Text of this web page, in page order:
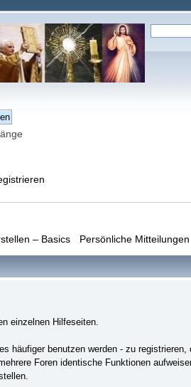
– Basics Persönliche Mitteilungen
einzelnen Hilfeseiten.
häufiger benutzen werden - zu
Foren identische Funktionen